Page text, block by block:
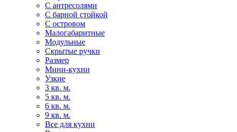
С антресолями
С барной стойкой
С островом
Малогабаритные
Модульные
Скрытые ручки
Размер
Мини-кухни
Узкие
3 кв. м.
5 кв. м.
6 кв. м.
9 кв. м.
Все для кухни